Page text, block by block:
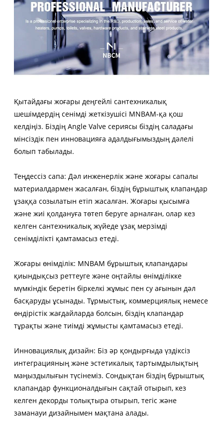
Қытайдағы жоғары деңгейлі сантехникалық
шешімдердің сенімді жеткізушісі MNBAM-қа қош
келдіңіз. Біздің Angle Valve сериясы біздің саладағы
мінсіздік пен инновацияға адалдығымыздың дәлелі
болып табылады.
Теңдессіз сапа: Дәл инженерлік және жоғары сапалы
материалдармен жасалған, біздің бұрыштық клапандар
ұзаққа созылатын етіп жасалған. Жоғары қысымға
және жиі қолдануға төтеп беруге арналған, олар кез
келген сантехникалық жүйеде ұзақ мерзімді
сенімділікті қамтамасыз етеді.
Жоғары өнімділік: MNBAM бұрыштық клапандары
қиындықсыз реттеуге және оңтайлы өнімділікке
мүмкіндік беретін біркелкі жұмыс пен су ағынын дәл
басқаруды ұсынады. Тұрмыстық, коммерциялық немесе
өндірістік жағдайларда болсын, біздің клапандар
тұрақты және тиімді жұмысты қамтамасыз етеді.
Инновациялық дизайн: Біз әр қондырғыда үздіксіз
интеграцияның және эстетикалық тартымдылықтың
маңыздылығын түсінеміз. Сондықтан біздің бұрыштық
клапандар функционалдығын сақтай отырып, кез
келген декорды толықтыра отырып, тегіс және
заманауи дизайнымен мақтана алады.